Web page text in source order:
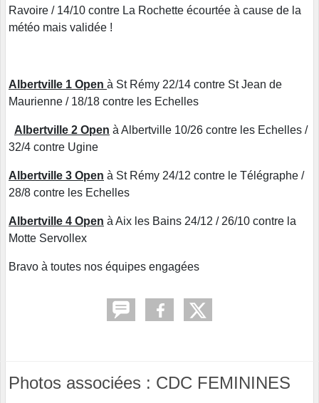
Ravoire / 14/10 contre La Rochette écourtée à cause de la
météo mais validée !
Albertville 1 Open à St Rémy 22/14 contre St Jean de
Maurienne / 18/18 contre les Echelles
Albertville 2 Open à Albertville 10/26 contre les Echelles /
32/4 contre Ugine
Albertville 3 Open à St Rémy 24/12 contre le Télégraphe /
28/8 contre les Echelles
Albertville 4 Open à Aix les Bains 24/12 / 26/10 contre la
Motte Servollex
Bravo à toutes nos équipes engagées
Photos associées : CDC FEMININES